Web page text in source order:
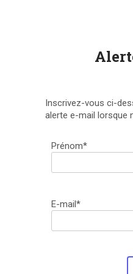
Inscrivez-vous ci-
alerte e-mail lorsque
Prénom*
E-mail*